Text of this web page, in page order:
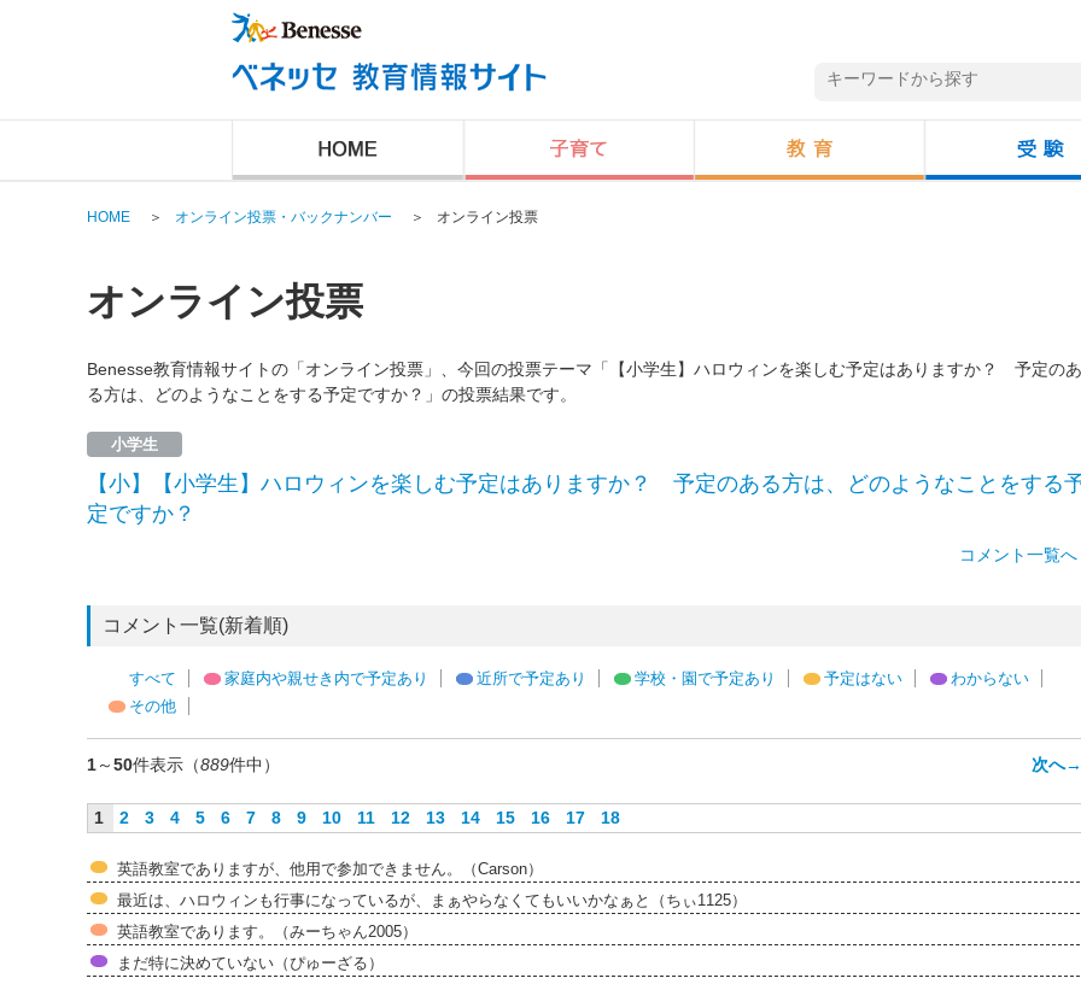
HOME ＞ オンライン投票・バックナンバー ＞ オンライン投票
オンライン投票
Benesse教育情報サイトの「オンライン投票」、今回の投票テーマ「【小学生】ハロウィンを楽しむ予定はありますか？ 予定のあ
る方は、どのようなことをする予定ですか？」の投票結果です。
小学生
【小】【小学生】ハロウィンを楽しむ予定はありますか？ 予定のある方は、どのようなことをする
定ですか？
コメント一覧へ
コメント一覧(新着順)
すべて 家庭内や親せき内で予定あり 近所で予定あり 学校・園で予定あり 予定はない
わからない
その他
1～50件表示（889件中） 次へ→
1 2 3 4 5 6 7 8 9 10 11 12 13 14 15 16 17 18
英語教室でありますが、他用で参加できません。（Carson）
最近は、ハロウィンも行事になっているが、まぁやらなくてもいいかなぁと（ちぃ1125）
英語教室であります。（みーちゃん2005）
まだ特に決めていない（ぴゅーざる）